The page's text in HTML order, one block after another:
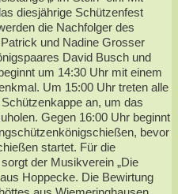
diesjährige Schützenfest
die Nachfolger des
und Nadine Grosser
David Busch und
um 14:30 Uhr mit einem
Um 15:00 Uhr treten alle
an, um das
Gegen 16:00 Uhr beginnt
bevor
startet. Für die
der Musikverein „Die
Hoppecke. Die Bewirtung